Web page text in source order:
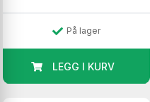
På lager
LEGG I KURV